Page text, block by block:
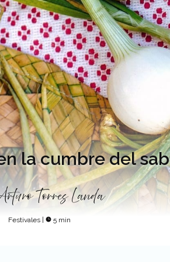
la cumbre del
Torres Landa
Festivales 5 min